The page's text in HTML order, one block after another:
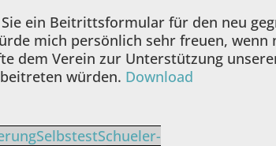
ein Beitrittsformular für den neu
mich persönlich sehr freuen, wenn
dem Verein zur Unterstützung
würden. Download